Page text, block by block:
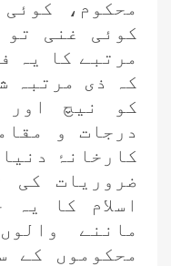
محکوم،
کوئی غنی
مرتبے کا یہ
کہ ذی مرتبہ
کو نیچ اور
درجات و
کارخانۂ
ضروریات کی
اسلام کا
ماننے
محکوموں کے